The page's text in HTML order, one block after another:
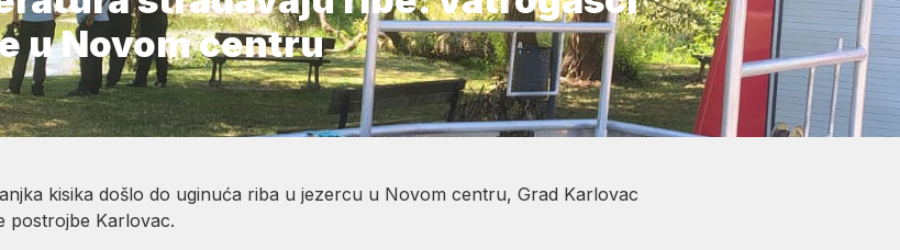
u Novom centru
kisika došlo do uginuća riba u jezercu u Novom centru, Grad Karlovac
postrojbe Karlovac.